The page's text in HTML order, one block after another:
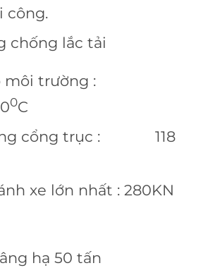
công.
chống lắc tải
môi trường :
0C
cổng trục : 118
xe lớn nhất : 280KN
nâng hạ 50 tấn